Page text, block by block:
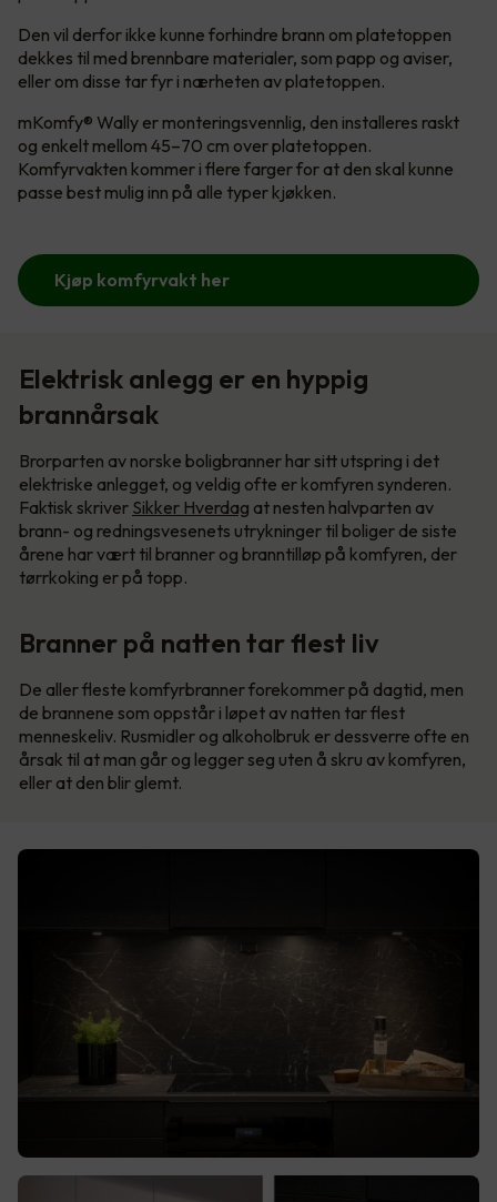
Den vil derfor ikke kunne forhindre brann om platetoppen
dekkes til med brennbare materialer, som papp og aviser,
eller om disse tar fyr i nærheten av platetoppen.
mKomfy® Wally er monteringsvennlig, den installeres raskt
og enkelt mellom 45–70 cm over platetoppen.
Komfyrvakten kommer i flere farger for at den skal kunne
passe best mulig inn på alle typer kjøkken.
Kjøp komfyrvakt her
Elektrisk anlegg er en hyppig
brannårsak
Brorparten av norske boligbranner har sitt utspring i det
elektriske anlegget, og veldig ofte er komfyren synderen.
Faktisk skriver Sikker Hverdag at nesten halvparten av
brann- og redningsvesenets utrykninger til boliger de siste
årene har vært til branner og branntilløp på komfyren, der
tørrkoking er på topp.
Branner på natten tar flest liv
De aller fleste komfyrbranner forekommer på dagtid, men
de brannene som oppstår i løpet av natten tar flest
menneskeliv. Rusmidler og alkoholbruk er dessverre ofte en
årsak til at man går og legger seg uten å skru av komfyren,
eller at den blir glemt.